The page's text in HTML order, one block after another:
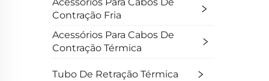
Contração Fria
Acessórios Para Cabos De
Contração Térmica
Tubo De Retração Térmica